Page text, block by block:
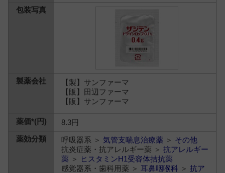
【製】サンファーマ
【販】田辺ファーマ
【販】サンファーマ
8.3円
呼吸器系 ＞気管支喘息治療薬 ＞ その他
抗炎症薬・抗アレルギー薬 ＞抗アレルギー
薬 ＞
ヒスタミンH1受容体拮抗薬
感覚器系・歯科用薬 ＞耳鼻咽喉科 ＞抗ア